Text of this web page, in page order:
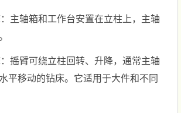
主轴箱和工作台安置在立柱上，主轴
摇臂可绕立柱回转、升降，通常主轴
平移动的钻床。它适用于大件和不同